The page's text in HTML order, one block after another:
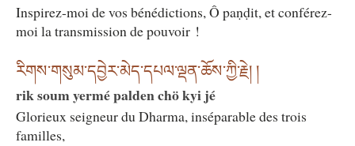
Inspirez-moi de vos bénédictions, Ô paṇḍit, et conférez-
moi la transmission de pouvoir !
རིགས་གསུམ་དབྱེར་མེད་དཔལ་ལྡན་ཆོས་ཀྱི་རྗེ། །
rik soum yermé palden chö kyi jé
Glorieux seigneur du Dharma, inséparable des trois
familles,